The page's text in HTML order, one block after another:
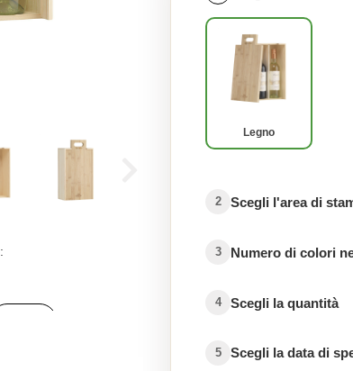
Legno
2 Scegli l'area di
3 Numero di colori
4 Scegli la quantità
5 Scegli la data di